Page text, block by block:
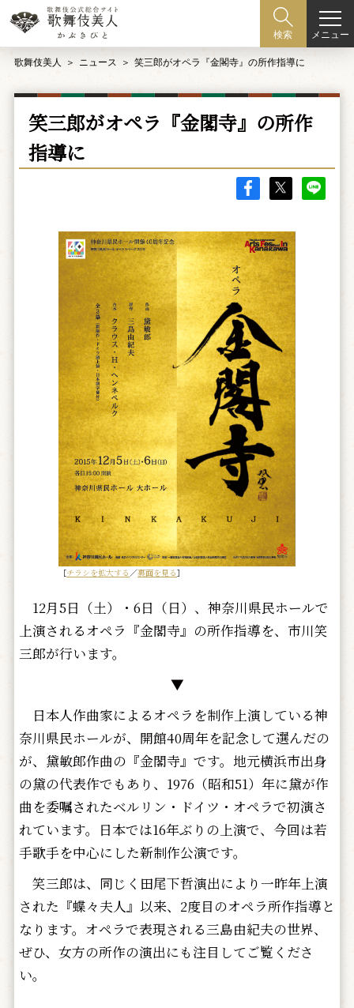
検索 メニュー
歌舞伎美人 ニュース 笑三郎がオペラ『金閣寺』の所作指導に
笑三郎がオペラ『金閣寺』の所作
指導に
［チラシを拡大する ／裏面を見る］
12月5日（土）・6日（日）、神奈川県民ホールで
上演されるオペラ『金閣寺』の所作指導を、市川笑
三郎が行います。
▼
日本人作曲家によるオペラを制作上演している神
奈川県民ホールが、開館40周年を記念して選んだの
が、黛敏郎作曲の『金閣寺』です。地元横浜市出身
の黛の代表作でもあり、1976（昭和51）年に黛が作
曲を委嘱されたベルリン・ドイツ・オペラで初演さ
れています。日本では16年ぶりの上演で、今回は若
手歌手を中心にした新制作公演です。
笑三郎は、同じく田尾下哲演出により一昨年上演
された『蝶々夫人』以来、2度目のオペラ所作指導と
なります。オペラで表現される三島由紀夫の世界、
ぜひ、女方の所作の演出にも注目してご覧くださ
い。